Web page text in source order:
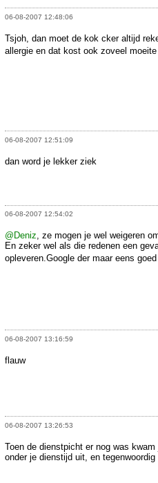
06-08-2007 12:48:06
Tsjoh, dan moet de kok cker altijd
allergie en dat kost ook zoveel moeite
06-08-2007 12:51:09
dan word je lekker ziek
06-08-2007 12:54:02
@Deniz, ze mogen je wel weigeren
En zeker wel als die redenen een
opleveren.Google der maar eens
06-08-2007 13:16:59
flauw
06-08-2007 13:26:53
Toen de dienstpicht er nog was
onder je dienstijd uit, en